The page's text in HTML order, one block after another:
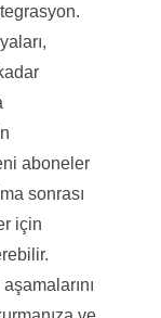
aboneler
sonrası
için